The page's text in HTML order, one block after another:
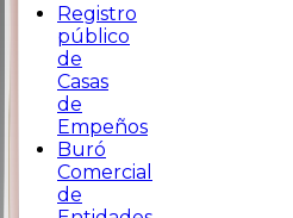
Registro
público
de
Casas
de
Empeños
Buró
Comercial
de